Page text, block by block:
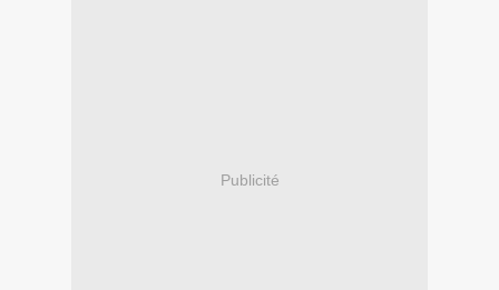
Publicité